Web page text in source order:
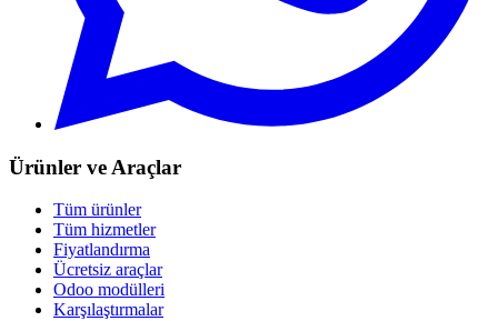
Ürünler ve Araçlar
Tüm ürünler
Tüm hizmetler
Fiyatlandırma
Ücretsiz araçlar
Odoo modülleri
Karşılaştırmalar